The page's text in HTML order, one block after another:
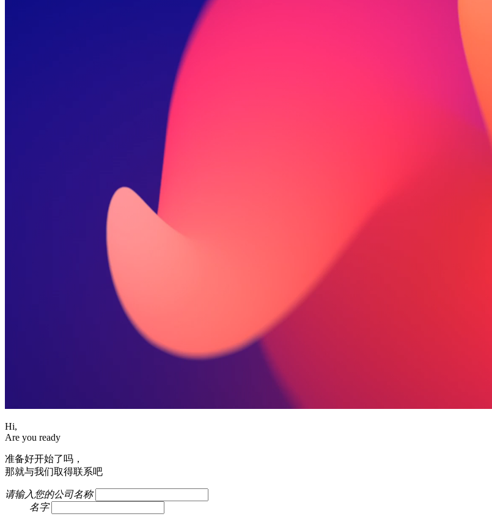
Hi,
Are you ready
准备好开始了吗，
那就与我们取得联系吧
请输入您的公司名称
名字